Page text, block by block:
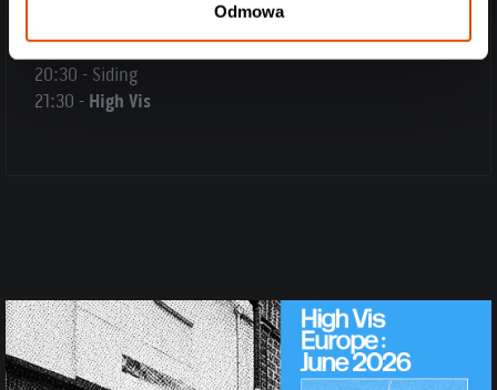
Odmowa
19:30 - drzwi
20:30 - Siding
21:30 - High Vis